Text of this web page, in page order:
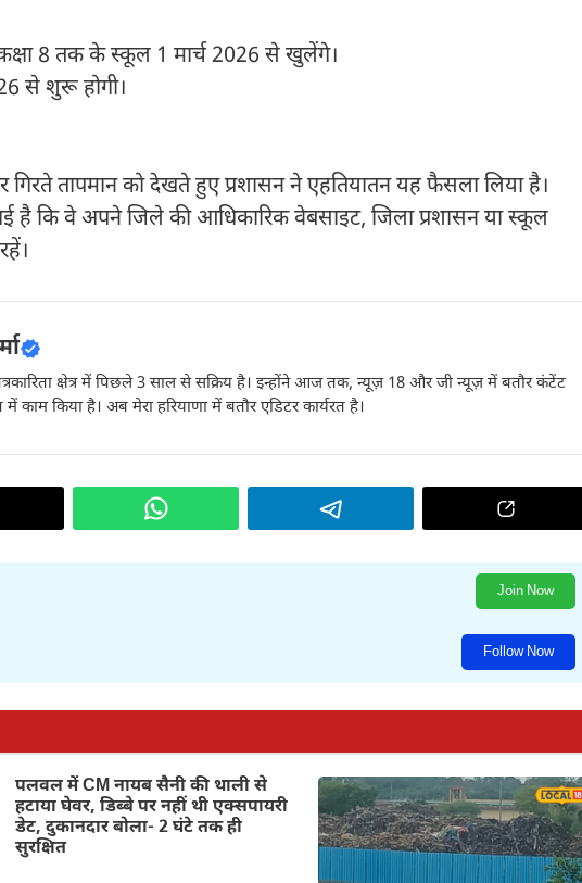
कक्षा 8 तक के स्कूल 1 मार्च 2026 से खुलेंगे।
से शुरू होगी।
गिरते तापमान को देखते हुए प्रशासन ने एहतियातन यह फैसला लिया है।
है कि वे अपने जिले की आधिकारिक वेबसाइट, जिला प्रशासन या स्कूल
क्षेत्र में पिछले 3 साल से सक्रिय है। इन्होंने आज तक, न्यूज़ 18 और जी न्यूज़ में बतौर कंटेंट
काम किया है। अब मेरा हरियाणा में बतौर एडिटर कार्यरत है।
Join Now
Follow Now
पलवल में CM नायब सैनी की थाली से
हटाया घेवर, डिब्बे पर नहीं थी एक्सपायरी
डेट, दुकानदार बोला- 2 घंटे तक ही
सुरक्षित